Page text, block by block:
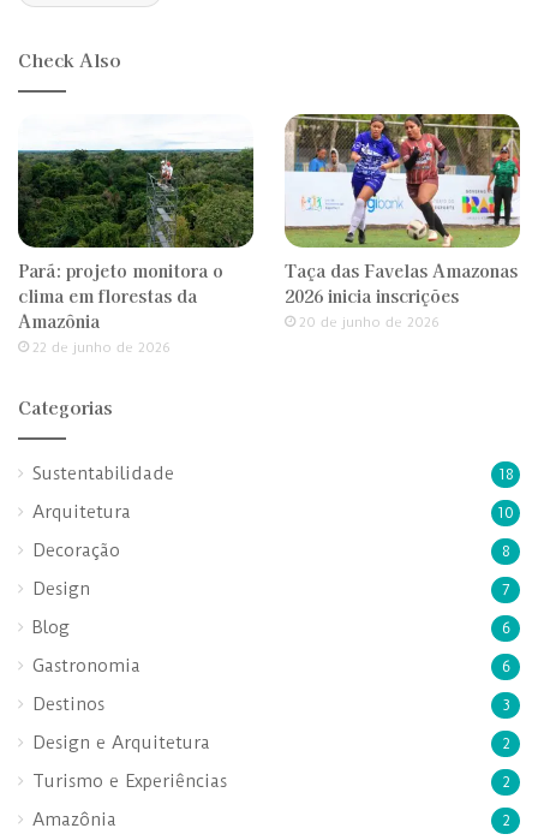
Check Also
Pará: projeto monitora o
clima em florestas da
Amazônia
22 de junho de 2026
Taça das Favelas Amazonas
2026 inicia inscrições
20 de junho de 2026
Categorias
Sustentabilidade 18
Arquitetura 10
Decoração 8
Design 7
Blog 6
Gastronomia 6
Destinos 3
Design e Arquitetura 2
Turismo e Experiências 2
Amazônia 2